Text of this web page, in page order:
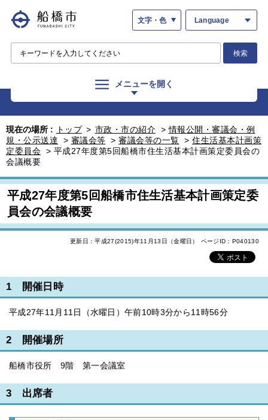
文字・色 Language
検索
メニューを開く
現在の場所 : トップ > 市政・市の紹介 >情報公開・審議会・例
規・公示送達
> 審議会等 > 審議会等の一覧 > 住生活基本計画策
定委員会 > 平成27年度第5回船橋市住生活基本計画策定委員会の
会議概要
平成27年度第5回船橋市住生活基本計画策定委
員会の会議概要
更新日：平成27(2015)年11月13日（金曜日） ページID：P040130
1 開催日時
平成27年11月11日（水曜日）午前10時3分から11時56分
2 開催場所
船橋市役所 9階 第一会議室
3 出席者